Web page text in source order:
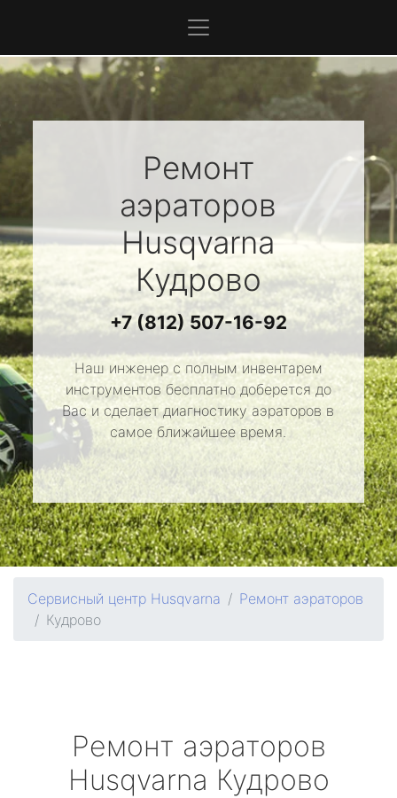
Ремонт
аэраторов
Husqvarna
Кудрово
+7 (812) 507-16-92
Наш инженер с полным инвентарем
инструментов бесплатно доберется до
Вас и сделает диагностику аэраторов в
самое ближайшее время.
Сервисный центр Husqvarna
Ремонт аэраторов
Кудрово
Ремонт аэраторов
Husqvarna Кудрово